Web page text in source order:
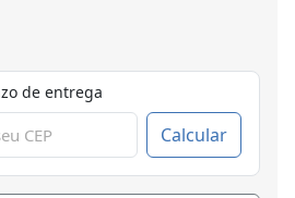
de entrega
Calcular